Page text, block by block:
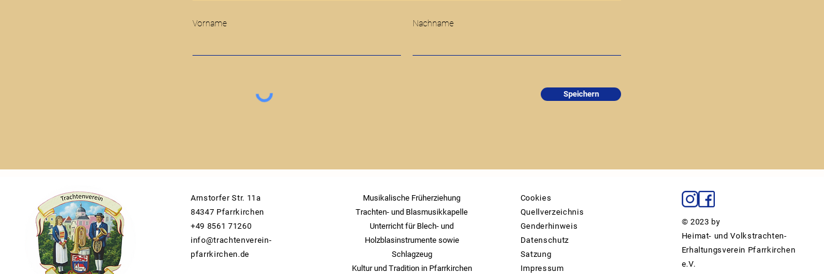
Vorname Nachname
Speichern
Arnstorfer Str. 11a
84347 Pfarrkirchen
+49 8561 71260
info@trachtenverein-
pfarrkirchen.de
Musikalische Früherziehung
Trachten- und Blasmusikkapelle
Unterricht für Blech- und
Holzblasinstrumente sowie
Schlagzeug
Kultur und Tradition in Pfarrkirchen
Cookies
Quellverzeichnis
Genderhinweis
Datenschutz
Satzung
Impressum
© 2023 by
Heimat- und Volkstrachten-
Erhaltungsverein Pfarrkirchen
e.V.